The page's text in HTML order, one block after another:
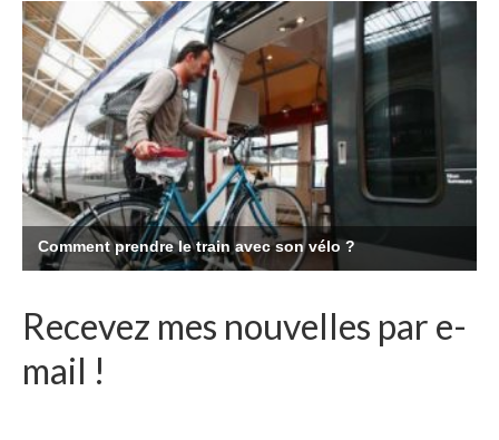
Recevez mes nouvelles par e-
mail !